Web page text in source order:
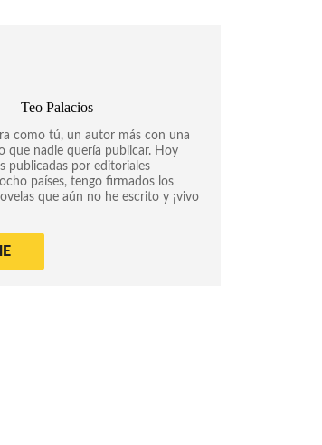
como tú, un autor más con una
que nadie quería publicar. Hoy
publicadas por editoriales
países, tengo firmados los
que aún no he escrito y ¡vivo